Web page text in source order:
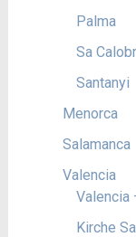
Palma
Sa
Santanyi
Menorca
Salamanca
Valencia
Valencia
Kirche